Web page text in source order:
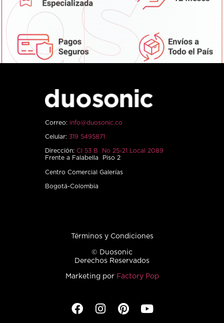
Correo: info@duosonic.co
Celular: 319 5495871
Dirección: Cl 53 B No 25-21 Local 2089
Frente a Falabella Piso 2
Centro Comercial Galerías
Bogotá-Colombia
Términos y Condiciones
© Duosonic
Derechos Reservados
Marketing por Factory Pop